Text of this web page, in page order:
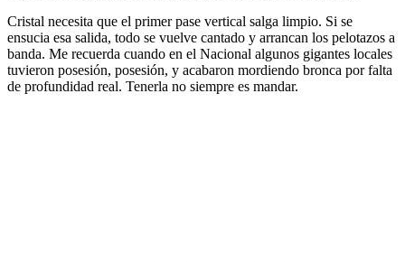
Cristal necesita que el primer pase vertical salga limpio. Si se
ensucia esa salida, todo se vuelve cantado y arrancan los pelotazos a
banda. Me recuerda cuando en el Nacional algunos gigantes locales
tuvieron posesión, posesión, y acabaron mordiendo bronca por falta
de profundidad real. Tenerla no siempre es mandar.